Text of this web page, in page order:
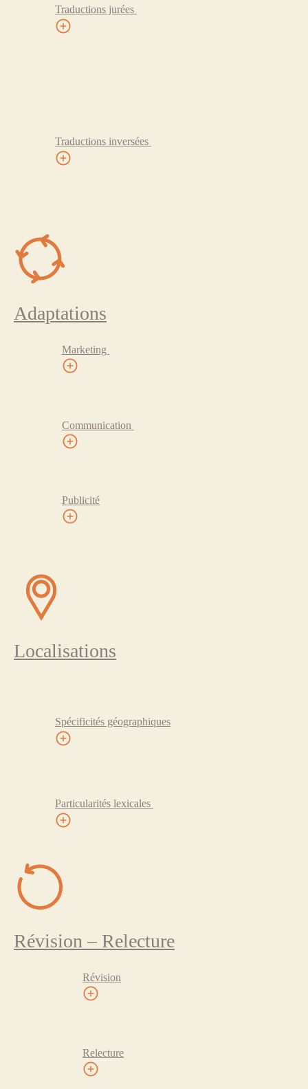
Traductions jurées
Traductions inversées
Adaptations
Marketing
Communication
Publicité
Localisations
Spécificités géographiques
Particularités lexicales
Révision – Relecture
Révision
Relecture